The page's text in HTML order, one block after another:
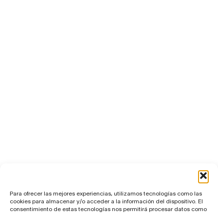
Para ofrecer las mejores experiencias, utilizamos tecnologías como las
cookies para almacenar y/o acceder a la información del dispositivo. El
consentimiento de estas tecnologías nos permitirá procesar datos como